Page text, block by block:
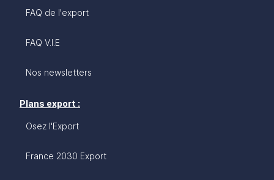
FAQ de l'export
FAQ V.I.E
Nos newsletters
Plans export :
Osez l'Export
France 2030 Export